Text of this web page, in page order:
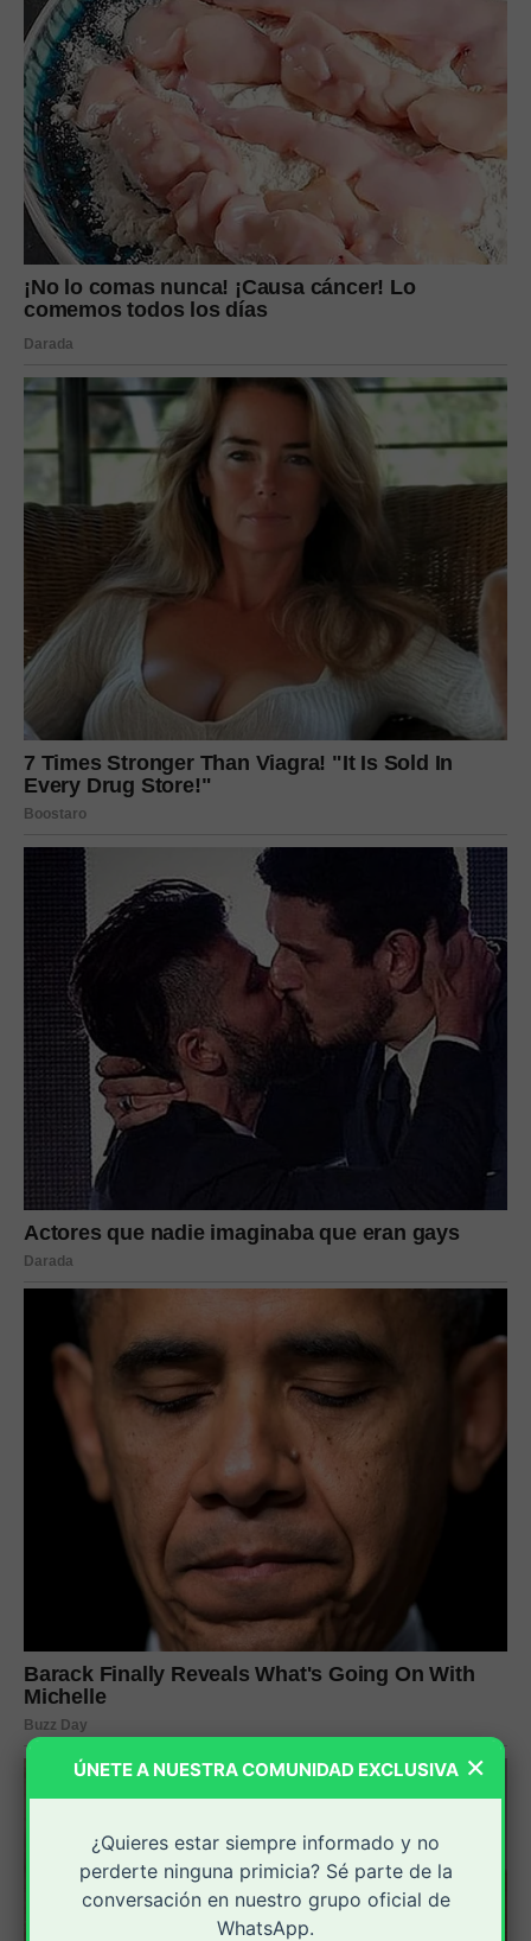
×
ÚNETE A NUESTRA COMUNIDAD EXCLUSIVA
¿Quieres estar siempre informado y no
perderte ninguna primicia? Sé parte de la
conversación en nuestro grupo oficial de
WhatsApp.